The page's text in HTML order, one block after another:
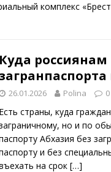
комплекс
Куда
26.01.2026 Polina 0
Есть страны, куда
но и по
Абхазия без
и без
на срок […]